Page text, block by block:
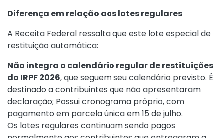
Diferença em relação aos lotes regulares
A Receita Federal ressalta que este lote especial de
restituição automática:
Não integra o calendário regular de restituições
do IRPF 2026, que seguem seu calendário previsto. É
destinado a contribuintes que não apresentaram
declaração; Possui cronograma próprio, com
pagamento em parcela única em 15 de julho.
Os lotes regulares continuam sendo pagos